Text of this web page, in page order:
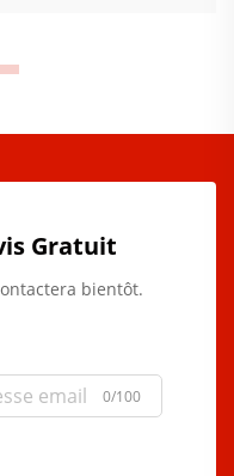
Gratuit
bientôt.
0/100